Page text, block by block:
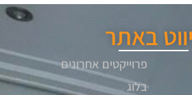
באתר
פרוייקטים אחרונים
בלוג